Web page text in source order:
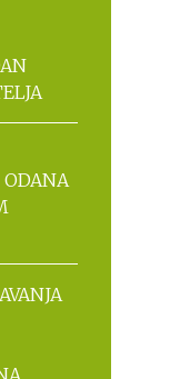
ODANA